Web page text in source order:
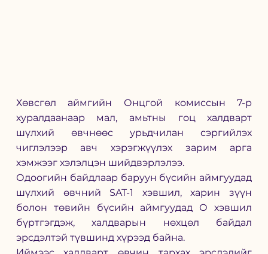
Хөвсгөл аймгийн Онцгой комиссын 7-р
хуралдаанаар мал, амьтны гоц халдварт
шүлхий өвчнөөс урьдчилан сэргийлэх
чиглэлээр авч хэрэгжүүлэх зарим арга
хэмжээг хэлэлцэн шийдвэрлэлээ.
Одоогийн байдлаар баруун бүсийн аймгуудад
шүлхий өвчний SAT-1 хэвшил, харин зүүн
болон төвийн бүсийн аймгуудад О хэвшил
бүртгэгдэж, халдварын нөхцөл байдал
эрсдэлтэй түвшинд хүрээд байна.